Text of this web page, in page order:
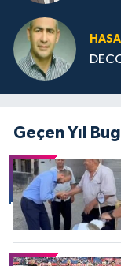
Geçen Yıl